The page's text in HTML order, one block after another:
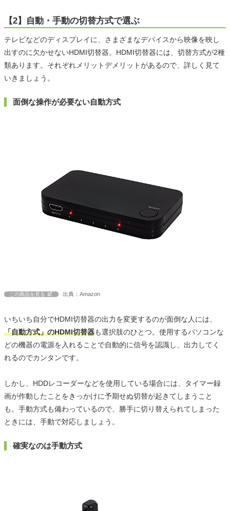
【2】自動・手動の切替方式で選ぶ
テレビなどのディスプレイに、さまざまなデバイスから映像を映し
出すのに欠かせないHDMI切替器。HDMI切替器には、切替方式が2種
類あります。それぞれメリットデメリットがあるので、詳しく見て
いきましょう。
面倒な操作が必要ない自動方式
この商品を見る 出典：Amazon
いちいち自分でHDMI切替器の出力を変更するのが面倒な人には、
「自動方式」のHDMI切替器も選択肢のひとつ。使用するパソコンな
どの機器の電源を入れることで自動的に信号を認識し、出力してく
れるのでカンタンです。
しかし、HDDレコーダーなどを使用している場合には、タイマー録
画が作動したことをきっかけに予期せぬ切替が起きてしまうこと
も。手動方式も備わっているので、勝手に切り替えられてしまった
ときには、手動で対応しましょう。
確実なのは手動方式